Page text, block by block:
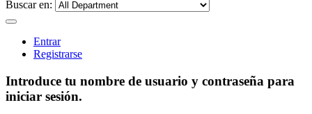
Buscar en:
Entrar
Registrarse
Introduce tu nombre de usuario y contraseña para
iniciar sesión.